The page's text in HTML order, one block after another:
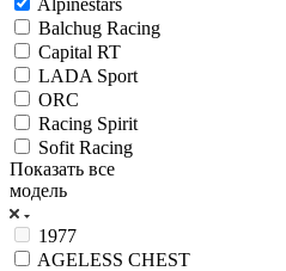
Balchug Racing
Capital RT
LADA Sport
ORC
Racing Spirit
Sofit Racing
Показать все
модель
1977
AGELESS CHEST